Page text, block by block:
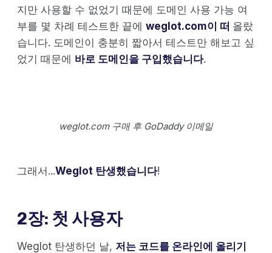
지만 사용할 수 없었기 때문에 도메인 사용 가능 여
부를 몇 차례 테스트한 끝에 weglot.com이 떠 올랐
습니다. 도메인이 충분히 짧아서 테스트만 해보고 싶
었기 때문에 바로 도메인을 구입했습니다.
weglot.com 구매 후 GoDaddy 이메일
그래서...Weglot 탄생했습니다!
2장: 첫 사용자
Weglot 탄생하던 날, 저는 코드를 온라인에 올리기